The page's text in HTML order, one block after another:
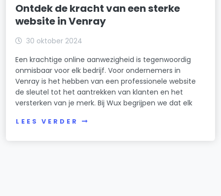
Ontdek de kracht van een sterke
website in Venray
30 oktober 2024
Een krachtige online aanwezigheid is tegenwoordig
onmisbaar voor elk bedrijf. Voor ondernemers in
Venray is het hebben van een professionele website
de sleutel tot het aantrekken van klanten en het
versterken van je merk. Bij Wux begrijpen we dat elk
LEES VERDER